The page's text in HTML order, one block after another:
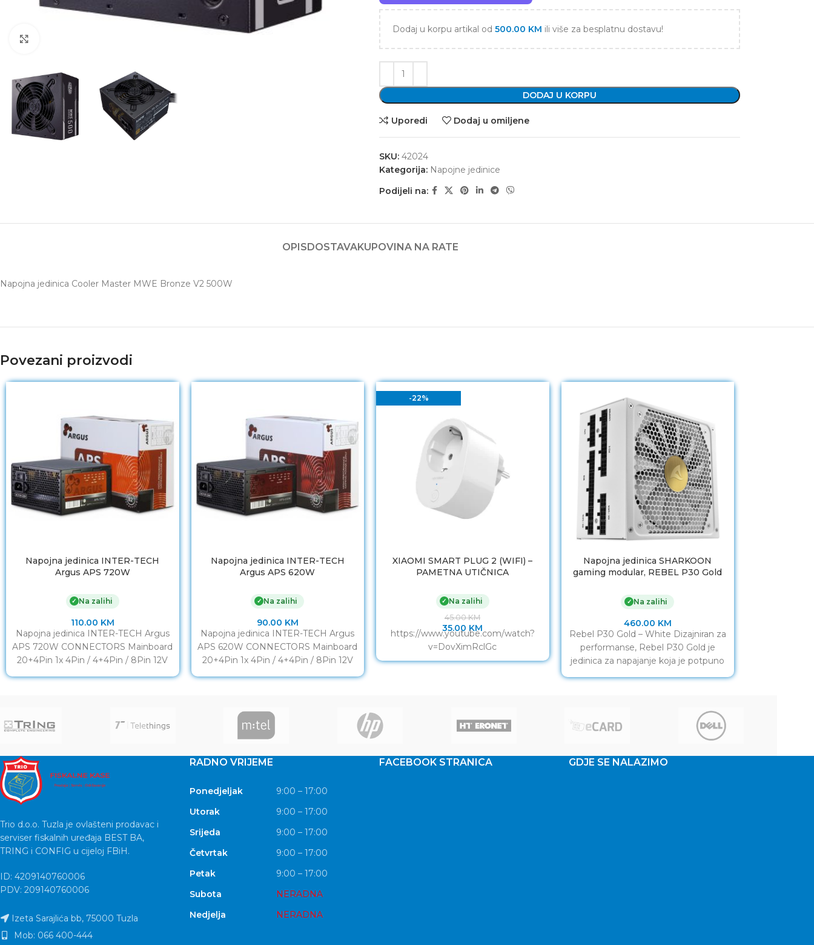
Dodaj u korpu artikal od 500.00 KM ili više za besplatnu dostavu!
DODAJ U KORPU
Uporedi Dodaj u omiljene
SKU: 42024
Kategorija: Napojne jedinice
Podijeli na:
OPISDOSTAVAKUPOVINA NA RATE
Napojna jedinica Cooler Master MWE Bronze V2 500W
Povezani proizvodi
Napojna jedinica INTER-TECH
Argus APS 720W
✓ Na zalihi
110.00 KM
Napojna jedinica INTER-TECH Argus
APS 720W CONNECTORS Mainboard
20+4Pin 1x 4Pin / 4+4Pin / 8Pin 12V
Napojna jedinica INTER-TECH
Argus APS 620W
✓ Na zalihi
90.00 KM
Napojna jedinica INTER-TECH Argus
APS 620W CONNECTORS Mainboard
20+4Pin 1x 4Pin / 4+4Pin / 8Pin 12V
-22%
XIAOMI SMART PLUG 2 (WIFI) –
PAMETNA UTIČNICA
✓ Na zalihi
45.00KM
35.00 KM
https://www.youtube.com/watch?
v=DovXimRclGc
Napojna jedinica SHARKOON
gaming modular, REBEL P30 Gold
12VHPWR
✓ Na zalihi
460.00 KM
Rebel P30 Gold – White Dizajniran za
performanse, Rebel P30 Gold je
jedinica za napajanje koja je potpuno
Trio d.o.o. Tuzla je ovlašteni prodavac i
serviser fiskalnih uređaja BEST BA,
TRING i CONFIG u cijeloj FBiH.
ID: 4209140760006
PDV: 209140760006
Izeta Sarajlića bb, 75000 Tuzla
Mob: 066 400-444
RADNO VRIJEME
Ponedjeljak
9:00 – 17:00
Utorak
9:00 – 17:00
Srijeda
9:00 – 17:00
Četvrtak
9:00 – 17:00
Petak
9:00 – 17:00
Subota
NERADNA
Nedjelja
NERADNA
FACEBOOK STRANICA GDJE SE NALAZIMO